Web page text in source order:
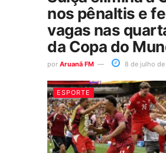
nos pênaltis e
vagas nas
da Copa do
por Aruanã FM 8 de julho
ESPORTE